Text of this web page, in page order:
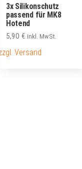
3x Silikonschutz
passend für MK8
Hotend
5,90€ inkl. MwSt.
Versand